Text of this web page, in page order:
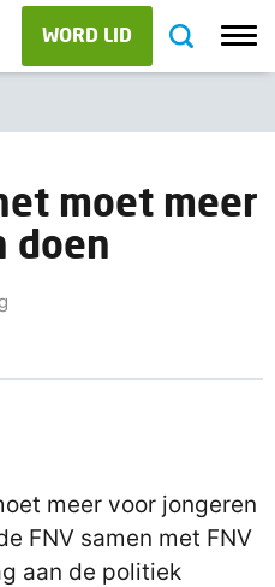
WORD LID
moet meer
doen
meer voor jongeren
FNV samen met FNV
aan de politiek